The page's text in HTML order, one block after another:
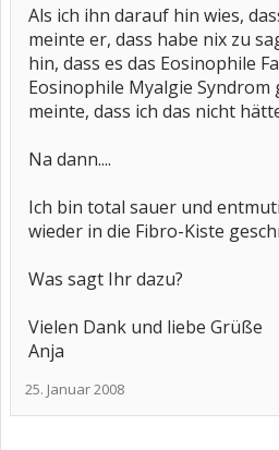
Als ich ihn darauf hin wies,
meinte er, dass habe nix zu
hin, dass es das Eosinophile
Eosinophile Myalgie
meinte, dass ich das nicht
Na dann....
Ich bin total sauer und
wieder in die Fibro-Kiste
Was sagt Ihr dazu?
Vielen Dank und liebe Grüße
Anja
25. Januar 2008